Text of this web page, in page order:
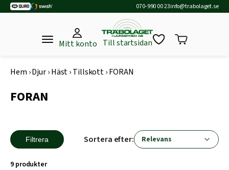
070-990 00 23info@trabolaget.se
Mitt konto Till startsidan
Hem ›Djur›Häst›Tillskott›FORAN
FORAN
Filtrera Sortera efter:
9 produkter